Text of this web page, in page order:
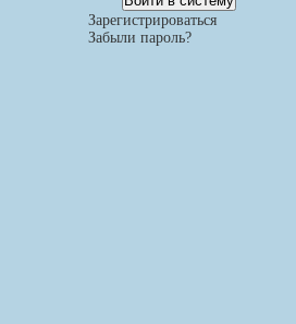
Зарегистрироваться
Забыли пароль?